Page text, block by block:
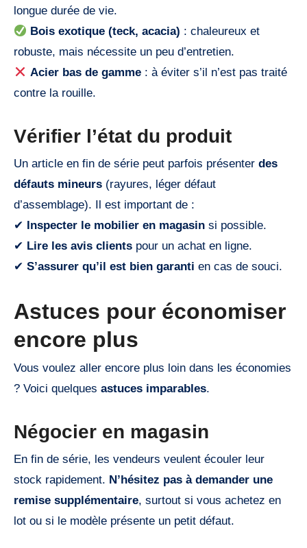
longue durée de vie.
Bois exotique (teck, acacia) : chaleureux et
robuste, mais nécessite un peu d’entretien.
Acier bas de gamme : à éviter s’il n’est pas traité
contre la rouille.
Vérifier l’état du produit
Un article en fin de série peut parfois présenter des
défauts mineurs (rayures, léger défaut
d’assemblage). Il est important de :
✔ Inspecter le mobilier en magasin si possible.
✔ Lire les avis clients pour un achat en ligne.
✔ S’assurer qu’il est bien garanti en cas de souci.
Astuces pour économiser
encore plus
Vous voulez aller encore plus loin dans les économies
? Voici quelques astuces imparables.
Négocier en magasin
En fin de série, les vendeurs veulent écouler leur
stock rapidement. N’hésitez pas à demander une
remise supplémentaire, surtout si vous achetez en
lot ou si le modèle présente un petit défaut.